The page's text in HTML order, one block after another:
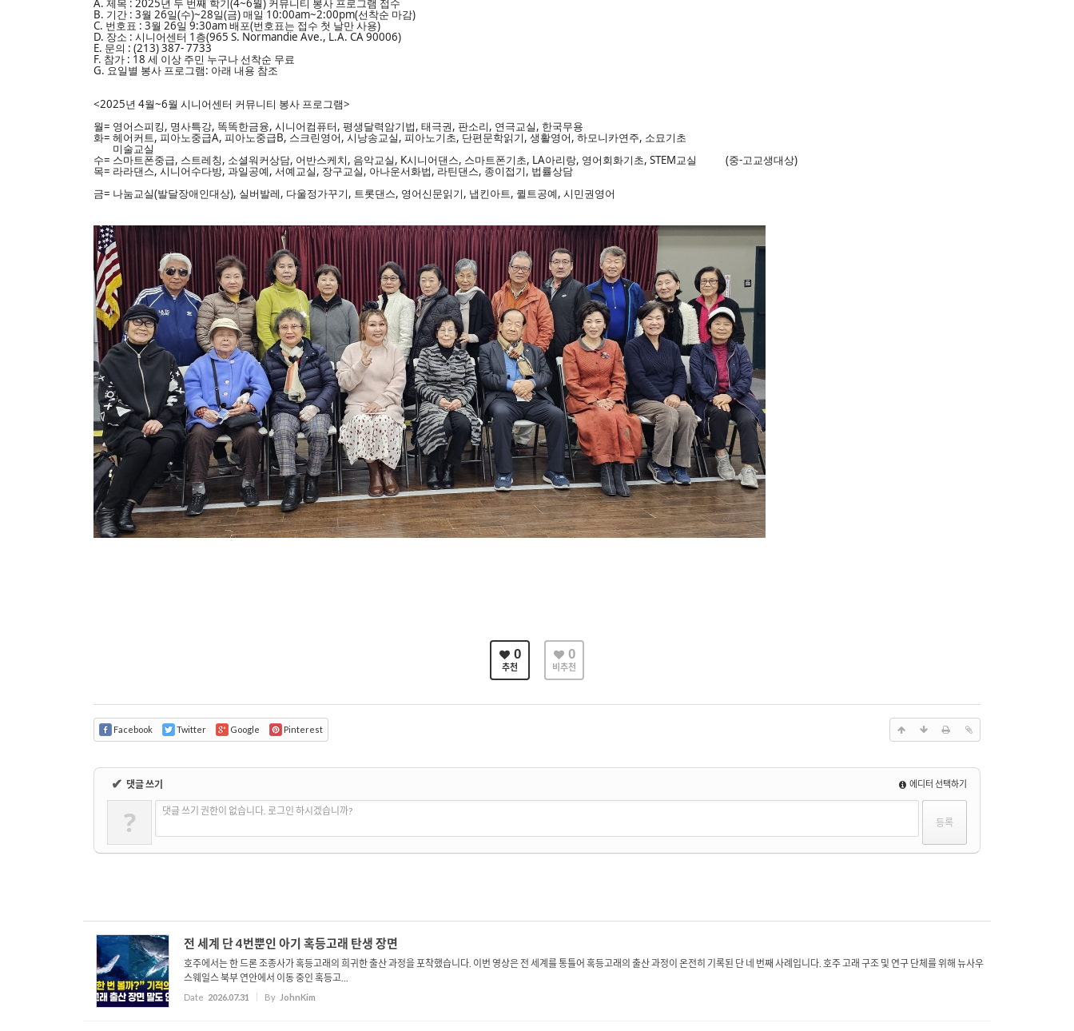
A. 제목 : 2025년 두 번째 학기(4~6월) 커뮤니티 봉사 프로그램 접수
B. 기간 : 3월 26일(수)~28일(금) 매일 10:00am~2:00pm(선착순 마감)
C. 번호표 : 3월 26일 9:30am 배포(번호표는 접수 첫 날만 사용)
D. 장소 : 시니어센터 1층(965 S. Normandie Ave., L.A. CA 90006)
E. 문의 : (213) 387- 7733
F. 참가 : 18 세 이상 주민 누구나 선착순 무료
G. 요일별 봉사 프로그램: 아래 내용 참조
<2025년 4월~6월 시니어센터 커뮤니티 봉사 프로그램>
월= 영어스피킹, 명사특강, 똑똑한금융, 시니어컴퓨터, 평생달력암기법, 태극권, 판소리, 연극교실, 한국무용
화= 헤어커트, 피아노중급A, 피아노중급B, 스크린영어, 시낭송교실, 피아노기초, 단편문학읽기, 생활영어, 하모니카연주, 소묘기초
미술교실
수= 스마트폰중급, 스트레칭, 소셜워커상담, 어반스케치, 음악교실, K시니어댄스, 스마트폰기초, LA아리랑, 영어회화기초, STEM교실 (중-고교생대상)
목= 라라댄스, 시니어수다방, 과일공예, 서예교실, 장구교실, 아나운서화법, 라틴댄스, 종이접기, 법률상담
금= 나눔교실(발달장애인대상), 실버발레, 다울정가꾸기, 트롯댄스, 영어신문읽기, 냅킨아트, 퀼트공예, 시민권영어
0
추천
0
비추천
Facebook Twitter Google Pinterest
✔ 댓글 쓰기 에디터 선택하기
? 댓글 쓰기 권한이 없습니다. 로그인 하시겠습니까?
전 세계 단 4번뿐인 아기 혹등고래 탄생 장면
호주에서는 한 드론 조종사가 혹등고래의 희귀한 출산 과정을 포착했습니다. 이번 영상은 전 세계를 통틀어 혹등고래의 출산 과정이 온전히 기록된 단 네 번째 사례입니다. 호주 고래 구조 및 연구 단체를 위해 뉴사우
스웨일스 북부 연안에서 이동 중인 혹등고...
Date 2026.07.31 By JohnKim